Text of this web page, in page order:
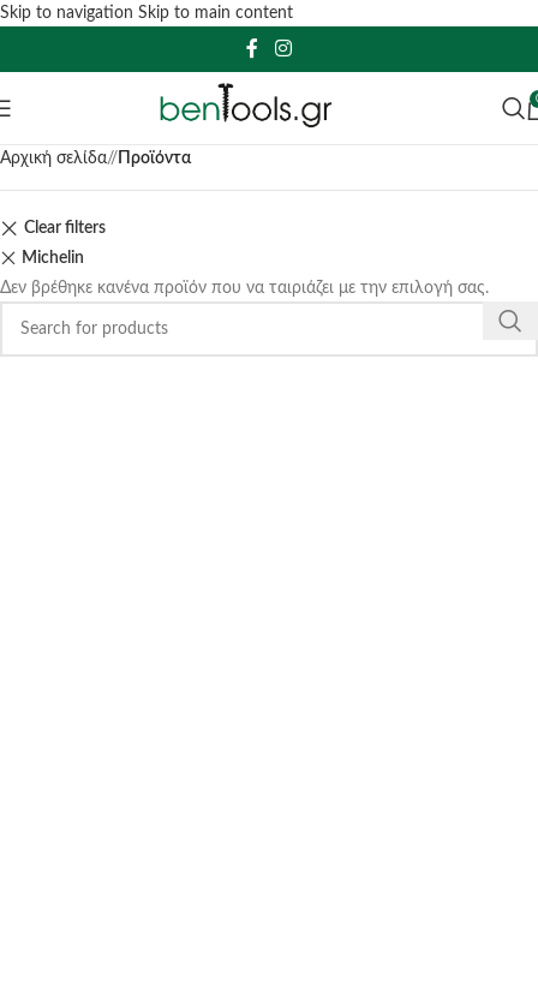
Skip to navigation Skip to main content
Αρχική σελίδα/ Προϊόντα
Clear filters
Michelin
Δεν βρέθηκε κανένα προϊόν που να ταιριάζει με την επιλογή σας.